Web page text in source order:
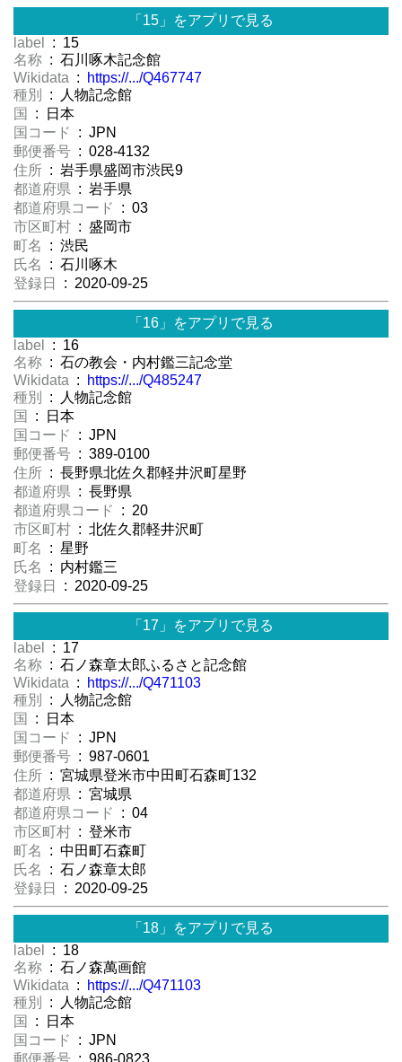
「15」をアプリで見る
label
: 15
名称 : 石川啄木記念館
Wikidata :
https://.../Q467747
種別
: 人物記念館
国
: 日本
国コード
: JPN
郵便番号 : 028-4132
住所 : 岩手県盛岡市渋民9
都道府県 : 岩手県
都道府県コード
: 03
市区町村 : 盛岡市
町名
: 渋民
氏名
: 石川啄木
登録日
: 2020-09-25
「16」をアプリで見る
label
: 16
名称 : 石の教会・内村鑑三記念堂
Wikidata :
https://.../Q485247
種別
: 人物記念館
国
: 日本
国コード
: JPN
郵便番号 : 389-0100
住所 : 長野県北佐久郡軽井沢町星野
都道府県 : 長野県
都道府県コード
: 20
市区町村 : 北佐久郡軽井沢町
町名
: 星野
氏名
: 内村鑑三
登録日
: 2020-09-25
「17」をアプリで見る
label
: 17
名称 : 石ノ森章太郎ふるさと記念館
Wikidata :
https://.../Q471103
種別
: 人物記念館
国
: 日本
国コード
: JPN
郵便番号 : 987-0601
住所 : 宮城県登米市中田町石森町132
都道府県 : 宮城県
都道府県コード
: 04
市区町村 : 登米市
町名
: 中田町石森町
氏名
: 石ノ森章太郎
登録日
: 2020-09-25
「18」をアプリで見る
label
: 18
名称 : 石ノ森萬画館
Wikidata :
https://.../Q471103
種別
: 人物記念館
国
: 日本
国コード
: JPN